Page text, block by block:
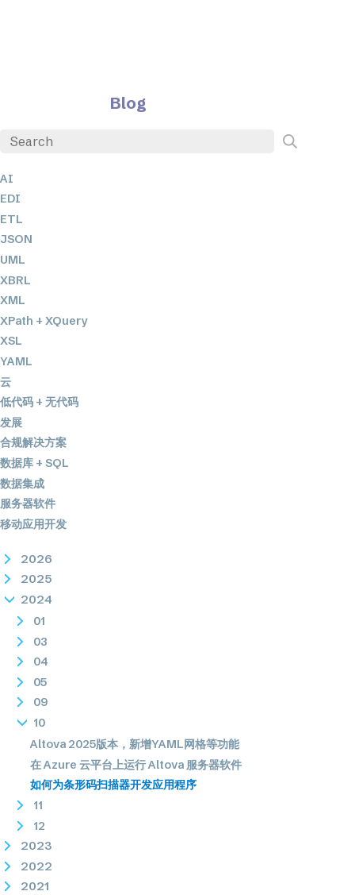
Blog
AI
EDI
ETL
JSON
UML
XBRL
XML
XPath + XQuery
XSL
YAML
云
低代码 + 无代码
发展
合规解决方案
数据库 + SQL
数据集成
服务器软件
移动应用开发
2026
2025
2024
01
03
04
05
09
10
Altova 2025版本，新增YAML网格等功能
在 Azure 云平台上运行 Altova 服务器软件
如何为条形码扫描器开发应用程序
11
12
2023
2022
2021